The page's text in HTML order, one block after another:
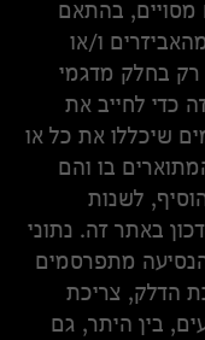
מסויים, בהתאם
ו/או
בחלק מדגמי
כדי לחייב את
שיכללו את כל או
בו והם
לשנות
באתר זה. נתוני
מתפרסמים
הדלק, צריכת
בין היתר, גם